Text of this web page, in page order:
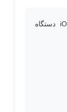
سازگاری کامل با نسخه اندروید یا iOS دستگاه